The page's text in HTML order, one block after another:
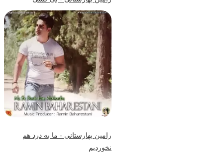
رامین بهارستانی - ما به درد هم
نخوردیم